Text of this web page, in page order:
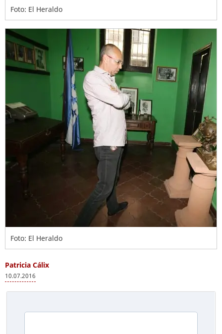
Foto: El Heraldo
Foto: El Heraldo
Patricia Cálix
10.07.2016